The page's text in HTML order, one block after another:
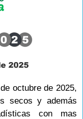
octubre de 2025,
secos y además
con mas